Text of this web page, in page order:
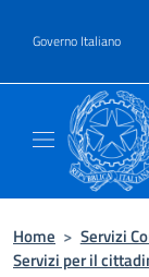
Governo Italiano
Home > Servizi
Servizi per il